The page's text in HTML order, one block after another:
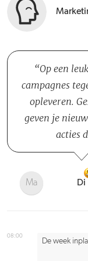
Op een
campagnes
opleveren.
geven je
acties
Ma Di
08:00
De week